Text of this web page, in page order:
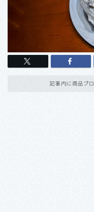
記事内に商品プ